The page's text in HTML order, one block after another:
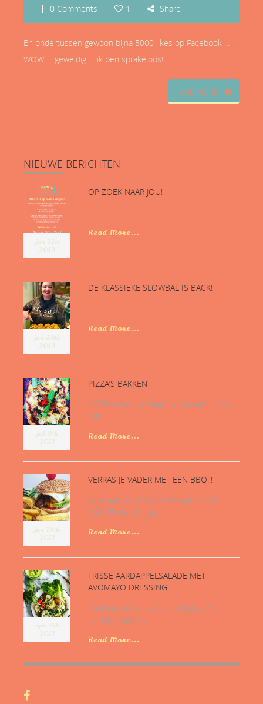
0 Comments
1 Share
En ondertussen gewoon bijna 5000 likes op Facebook :::
WOW … geweldig … ik ben sprakeloos!!!
READ MORE
NIEUWE BERICHTEN
jan 31st
2019
OP ZOEK NAAR JOU!
...
Read More...
jan 28th
2019
DE KLASSIEKE SLOWBAL IS BACK!
...
Read More...
jul 9th
2017
PIZZA’S BAKKEN
PIZZA! Wie houdt daar nu niet van? Ik ben
zelf...
Read More...
jun 14th
2017
VERRAS JE VADER MET EEN BBQ!!!
Aanstaande zondag is het weer zover!
VADERDAG! Wil jij je...
Read More...
apr 4th
2017
FRISSE AARDAPPELSALADE MET
AVOMAYO DRESSING
Voelen jullie ook al de lentekriebels? Ik
namelijk wel! EN...
Read More...